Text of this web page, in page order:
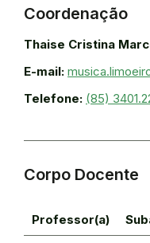
Coordenação
Thaise Cristina
E-mail:
Telefone: (85)
Corpo Docente
Professor(a)